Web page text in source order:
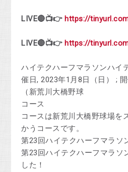
LIVE🔴📺👉 https://
LIVE🔴📺👉 https://
ハイテクハーフマラソンハイ
催日, 2023年1月8日（日） ;
（新荒川大橋野球
コース
コースは新荒川大橋野球場を
かうコースです。
第23回ハイテクハーフマラソ
第23回ハイテクハーフマラソ
した！